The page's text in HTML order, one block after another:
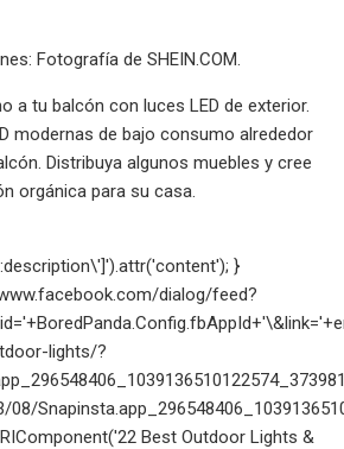
Fotografía de SHEIN.COM.
a tu balcón con luces LED de exterior.
modernas de bajo consumo alrededor
Distribuya algunos muebles y cree
orgánica para su casa.
}
dialog/feed?
lights/?
Best Outdoor Lights &